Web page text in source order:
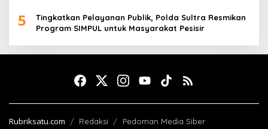
5
Tingkatkan Pelayanan Publik, Polda Sultra Resmikan
Program SIMPUL untuk Masyarakat Pesisir
Rubriksatu.com Redaksi Pedoman Media Siber